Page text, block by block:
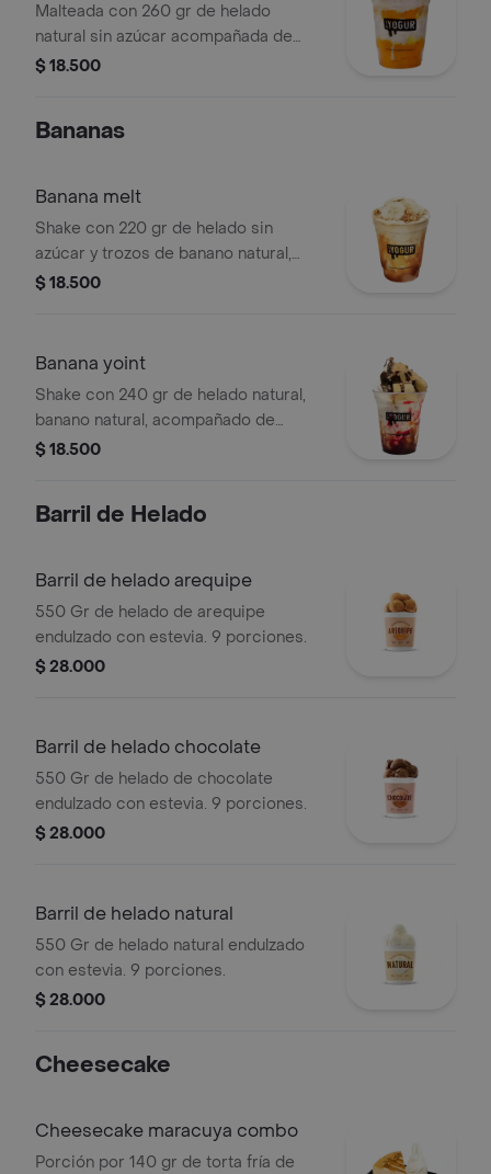
Malteada con 260 gr de helado
natural sin azúcar acompañada de
melocotón chunks, granola frutos
$ 18.500
Bananas
Banana melt
Shake con 220 gr de helado sin
azúcar y trozos de banano natural,
acompañado de salsa de arequipe y
$ 18.500
Banana yoint
Shake con 240 gr de helado natural,
banano natural, acompañado de
cobertura de chocolate, galleta de
$ 18.500
Barril de Helado
Barril de helado arequipe
550 Gr de helado de arequipe
endulzado con estevia. 9 porciones.
$ 28.000
Barril de helado chocolate
550 Gr de helado de chocolate
endulzado con estevia. 9 porciones.
$ 28.000
Barril de helado natural
550 Gr de helado natural endulzado
con estevia. 9 porciones.
$ 28.000
Cheesecake
Cheesecake maracuya combo
Porción por 140 gr de torta fría de